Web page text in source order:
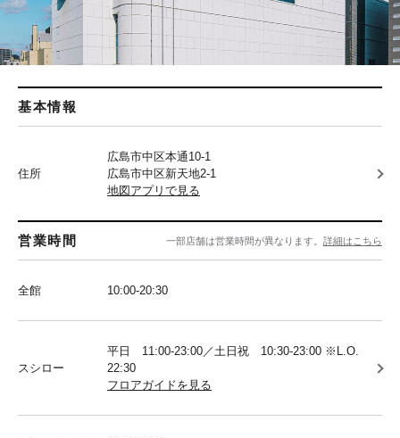
基本情報
住所
広島市中区本通10-1
広島市中区新天地2-1
地図アプリで見る
営業時間 一部店舗は営業時間が異なります。 詳細はこちら
全館 10:00-20:30
スシロー
平日 11:00-23:00／土日祝 10:30-23:00 ※L.O.
22:30
フロアガイドを見る